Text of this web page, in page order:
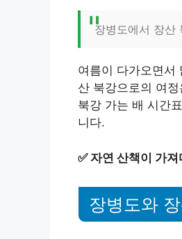
장병도에서 장산
여름이 다가오면서
산 북강으로의 여
북강 가는 배 시간
니다.
✅ 자연 산책이 가
장병도와